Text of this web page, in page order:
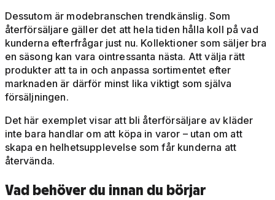
Dessutom är modebranschen trendkänslig. Som
återförsäljare gäller det att hela tiden hålla koll på vad
kunderna efterfrågar just nu. Kollektioner som säljer bra
en säsong kan vara ointressanta nästa. Att välja rätt
produkter att ta in och anpassa sortimentet efter
marknaden är därför minst lika viktigt som själva
försäljningen.
Det här exemplet visar att bli återförsäljare av kläder
inte bara handlar om att köpa in varor – utan om att
skapa en helhetsupplevelse som får kunderna att
återvända.
Vad behöver du innan du börjar